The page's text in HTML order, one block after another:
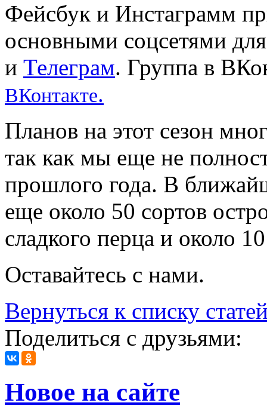
Фейсбук и Инстаграмм
основными соцсетями
и Телеграм. Группа в
ВКонтакте.
Планов на этот сезон
так как мы еще не
прошлого года. В
еще около 50 сортов
сладкого перца и около
Оставайтесь с нами.
Вернуться к списку
Поделиться с друзьями:
Новое на сайте